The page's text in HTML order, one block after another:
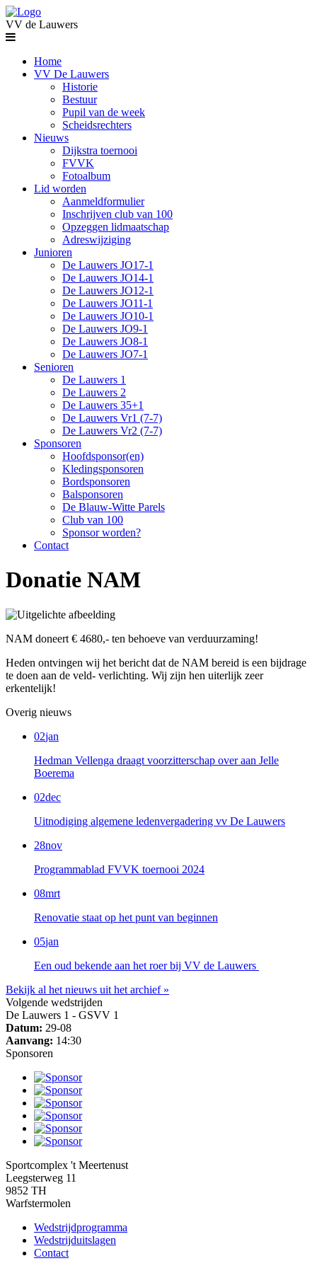
VV de Lauwers
Home
VV De Lauwers
Historie
Bestuur
Pupil van de week
Scheidsrechters
Nieuws
Dijkstra toernooi
FVVK
Fotoalbum
Lid worden
Aanmeldformulier
Inschrijven club van 100
Opzeggen lidmaatschap
Adreswijziging
Junioren
De Lauwers JO17-1
De Lauwers JO14-1
De Lauwers JO12-1
De Lauwers JO11-1
De Lauwers JO10-1
De Lauwers JO9-1
De Lauwers JO8-1
De Lauwers JO7-1
Senioren
De Lauwers 1
De Lauwers 2
De Lauwers 35+1
De Lauwers Vr1 (7-7)
De Lauwers Vr2 (7-7)
Sponsoren
Hoofdsponsor(en)
Kledingsponsoren
Bordsponsoren
Balsponsoren
De Blauw-Witte Parels
Club van 100
Sponsor worden?
Contact
Donatie NAM
NAM doneert € 4680,- ten behoeve van verduurzaming!
Heden ontvingen wij het bericht dat de NAM bereid is een bijdrage
te doen aan de veld- verlichting. Wij zijn hen uiterlijk zeer
erkentelijk!
Overig nieuws
02jan
Hedman Vellenga draagt voorzitterschap over aan Jelle
Boerema
02dec
Uitnodiging algemene ledenvergadering vv De Lauwers
28nov
Programmablad FVVK toernooi 2024
08mrt
Renovatie staat op het punt van beginnen
05jan
Een oud bekende aan het roer bij VV de Lauwers
Bekijk al het nieuws uit het archief »
Volgende wedstrijden
De Lauwers 1 - GSVV 1
Datum: 29-08
Aanvang: 14:30
Sponsoren
Sportcomplex 't Meertenust
Leegsterweg 11
9852 TH
Warfstermolen
Wedstrijdprogramma
Wedstrijduitslagen
Contact